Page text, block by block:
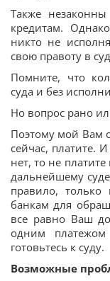
Также
кредитам.
никто не
свою правоту в
Помните, что
суда и без
Но вопрос рано
Поэтому мой Вам
сейчас, платите. И
нет, то не
дальнейшему
правило, только
банкам для
все равно Ваш
одним
готовьтесь к суду.
Возможные